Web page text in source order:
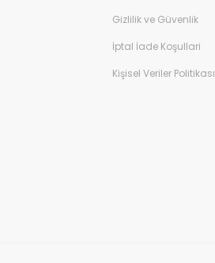
Gizlilik ve Güvenlik
İptal İade Koşullari
Kişisel Veriler Politikası